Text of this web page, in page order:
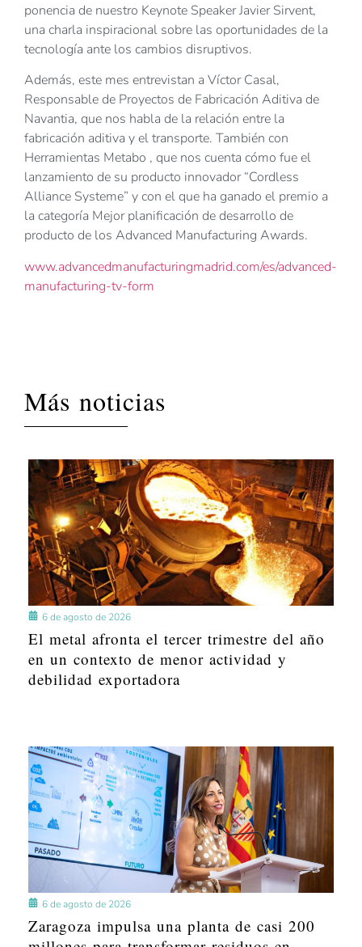
ponencia de nuestro Keynote Speaker Javier Sirvent,
una charla inspiracional sobre las oportunidades de la
tecnología ante los cambios disruptivos.
Además, este mes entrevistan a Víctor Casal,
Responsable de Proyectos de Fabricación Aditiva de
Navantia, que nos habla de la relación entre la
fabricación aditiva y el transporte. También con
Herramientas Metabo , que nos cuenta cómo fue el
lanzamiento de su producto innovador “Cordless
Alliance Systeme” y con el que ha ganado el premio a
la categoría Mejor planificación de desarrollo de
producto de los Advanced Manufacturing Awards.
www.advancedmanufacturingmadrid.com/es/advanced-
manufacturing-tv-form
Más noticias
6 de agosto de 2026
El metal afronta el tercer trimestre del año
en un contexto de menor actividad y
debilidad exportadora
6 de agosto de 2026
Zaragoza impulsa una planta de casi 200